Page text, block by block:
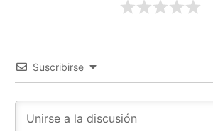
Suscribirse